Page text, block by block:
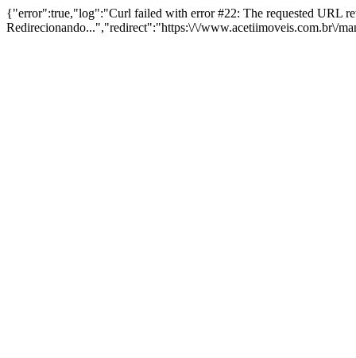
{"error":true,"log":"Curl failed with error #22: The requested URL
Redirecionando...","redirect":"https:\/\/www.acetiimoveis.com.br\/